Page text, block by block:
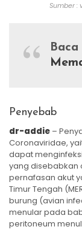
Sumber :
Penyebab
dr-addie –
Coronaviridae,
dapat
yang disebabkan
pernafasan akut
Timur Tengah
burung (avian
menular pada
peritoneum